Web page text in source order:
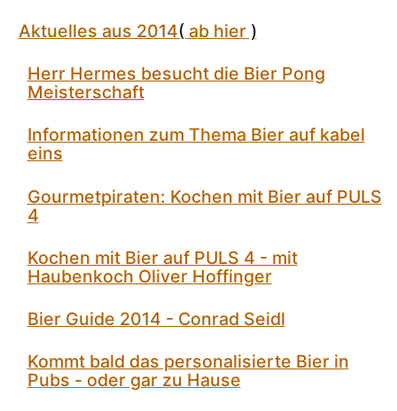
Aktuelles aus 2014( ab hier)
Herr Hermes besucht die Bier Pong
Meisterschaft
Informationen zum Thema Bier auf kabel
eins
Gourmetpiraten: Kochen mit Bier auf PULS
4
Kochen mit Bier auf PULS 4 - mit
Haubenkoch Oliver Hoffinger
Bier Guide 2014 - Conrad Seidl
Kommt bald das personalisierte Bier in
Pubs - oder gar zu Hause